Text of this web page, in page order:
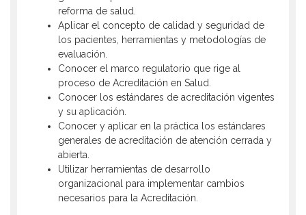
reforma de salud.
Aplicar el concepto de calidad y seguridad de
los pacientes, herramientas y metodologías de
evaluación.
Conocer el marco regulatorio que rige al
proceso de Acreditación en Salud.
Conocer los estándares de acreditación vigentes
y su aplicación.
Conocer y aplicar en la práctica los estándares
generales de acreditación de atención cerrada y
abierta.
Utilizar herramientas de desarrollo
organizacional para implementar cambios
necesarios para la Acreditación.